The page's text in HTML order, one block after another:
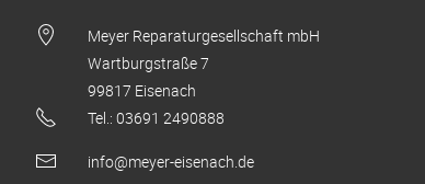
Meyer Reparaturgesellschaft mbH
Wartburgstraße 7
99817 Eisenach
Tel.: 03691 2490888
info@meyer-eisenach.de